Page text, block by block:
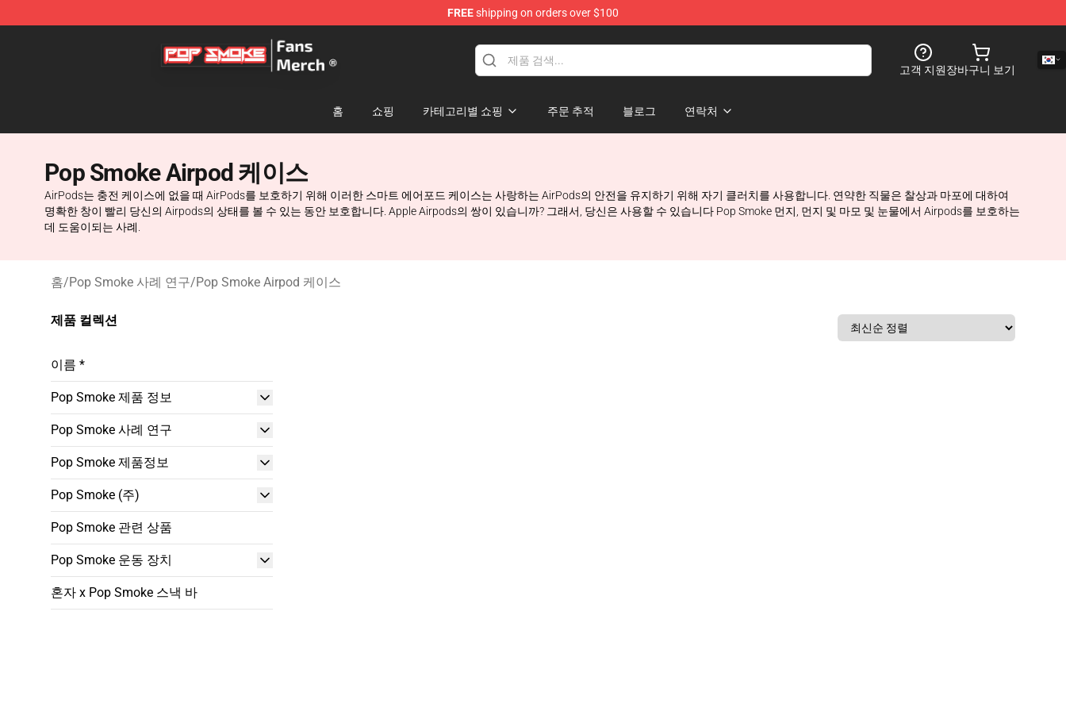
FREEshipping on orders over $100
Pop Smoke Store - Official Pop Smoke Merchandise Shop
고객 지원장바구니 보기
홈 쇼핑 카테고리별 쇼핑 주문 추적 블로그 연락처
Pop Smoke Airpod 케이스
AirPods는 충전 케이스에 없을 때 AirPods를 보호하기 위해 이러한 스마트 에어포드 케이스는 사랑하는 AirPods의 안전을 유지하기 위해 자기 클러치를 사용합니다. 연약한 직물은 찰상과 마포에 대하여
명확한 창이 빨리 당신의 Airpods의 상태를 볼 수 있는 동안 보호합니다. Apple Airpods의 쌍이 있습니까? 그래서, 당신은 사용할 수 있습니다 Pop Smoke 먼지, 먼지 및 마모 및 눈물에서 Airpods를 보호하는
데 도움이되는 사례.
홈/Pop Smoke 사례 연구/Pop Smoke Airpod 케이스
제품 컬렉션
이름 *
Pop Smoke 제품 정보
Pop Smoke 사례 연구
Pop Smoke 제품정보
Pop Smoke (주)
Pop Smoke 관련 상품
Pop Smoke 운동 장치
혼자 x Pop Smoke 스낵 바